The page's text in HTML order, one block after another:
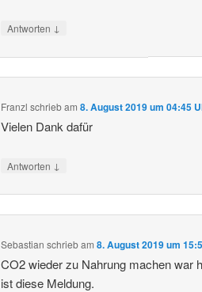
Antworten ↓
Franzl schriebam8. August 2019 um 04:45
Vielen Dank dafür
Antworten ↓
Sebastian schriebam8. August 2019 um
CO2 wieder zu Nahrung machen war
ist diese Meldung.